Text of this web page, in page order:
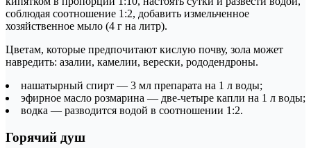
соблюдая соотношение 1:2, добавить измельченное
хозяйственное мыло (4 г на литр).
Цветам, которые предпочитают кислую почву, зола может
навредить: азалии, камелии, верески, рододендроны.
нашатырный спирт — 3 мл препарата на 1 л воды;
эфирное масло розмарина — две-четыре капли на 1 л воды;
водка — разводится водой в соотношении 1:2.
Горячий душ